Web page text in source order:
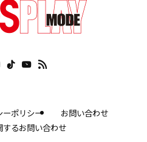
ーポリシー
お問い合わせ
するお問い合わせ